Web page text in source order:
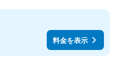
料金を表示